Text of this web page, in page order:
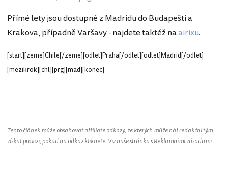
Přímé lety jsou dostupné z Madridu do Budapešti a
Krakova, případně Varšavy - najdete taktéž naairixu.
[start][zeme]Chile[/zeme][odlet]Praha[/odlet][odlet]Madrid[/odlet]
[mezikrok][chl][prg][mad][konec]
Tento článek může obsahovat affiliate odkazy, ze kterých může náš redakční tým
získat provizi, pokud na odkaz kliknete. Viz naše stránka sReklamními zásadami.